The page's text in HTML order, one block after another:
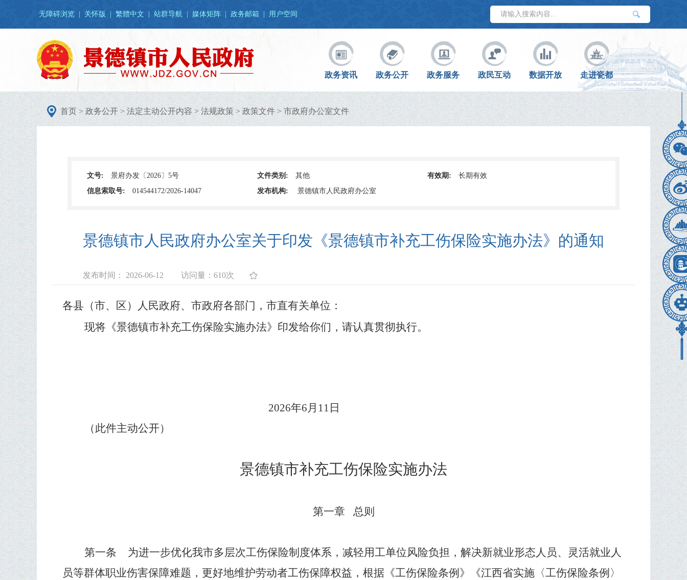
无障碍浏览 关怀版 繁體中文 站群导航 媒体矩阵 政务邮箱 用户空间
政务资讯 政务公开 政务服务 政民互动 数据开放 走进瓷都
首页>政务公开>法定主动公开内容>法规政策>政策文件>市政府办公室文件
文号: 景府办发〔2026〕5号 文件类别: 其他 有效期:
长期有效
信息索取号:
014544172/2026-14047 发布机构: 景德镇市人民政府办公室
景德镇市人民政府办公室关于印发《景德镇市补充工伤保险实施办法》的通知
发布时间： 2026-06-12 访问量： 610次
各县（市、区）人民政府、市政府各部门，市直有关单位：
现将《景德镇市补充工伤保险实施办法》印发给你们，请认真贯彻执行。
2026年6月 11 日
（此件主动公开）
景德镇市补充工伤保险实施办法
第一章 总则
第一条
为进一步优化我市多层次工伤保险制度体系，减轻用工单位风险负担，解决新就业形态人员、灵活就业人
员等群体职业伤害保障难题，更好地维护劳动者工伤保障权益，根据《工伤保险条例》《江西省实施〈工伤保险条例〉